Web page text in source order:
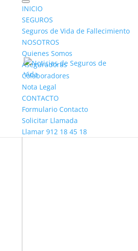
INICIO
SEGUROS
Seguros de Vida de Fallecimiento
NOSOTROS
Quienes Somos
Aseguradoras
Colaboradores
Nota Legal
CONTACTO
Formulario Contacto
Solicitar Llamada
Llamar 912 18 45 18